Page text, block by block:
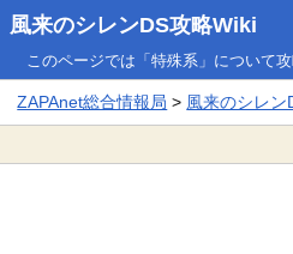
風来のシレンDS攻略Wiki
このページでは「特殊系」について攻
ZAPAnet総合情報局 > 風来のシレン